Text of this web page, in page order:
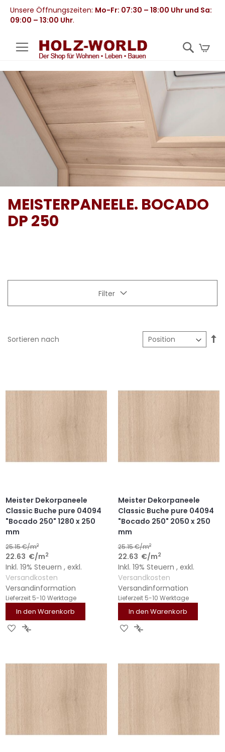
Unsere Öffnungszeiten: Mo-Fr: 07:30 – 18:00 Uhr und Sa:
09:00 – 13:00 Uhr.
MEISTERPANEELE. BOCADO
DP 250
Filter
Sortieren nach
Meister Dekorpaneele
Classic Buche pure 04094
"Bocado 250" 1280 x 250
mm
25.15€/m2
22.63 €/m2
Inkl. 19% Steuern , exkl.
Versandkosten
Versandinformation
Lieferzeit 5-10 Werktage
In den Warenkorb
ZURZUR
Meister Dekorpaneele
Classic Buche pure 04094
"Bocado 250" 2050 x 250
mm
25.15€/m2
22.63 €/m2
Inkl. 19% Steuern , exkl.
Versandkosten
Versandinformation
Lieferzeit 5-10 Werktage
In den Warenkorb
ZURZUR